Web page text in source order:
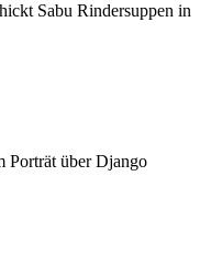
Sabu Rindersuppen in
Porträt über Django